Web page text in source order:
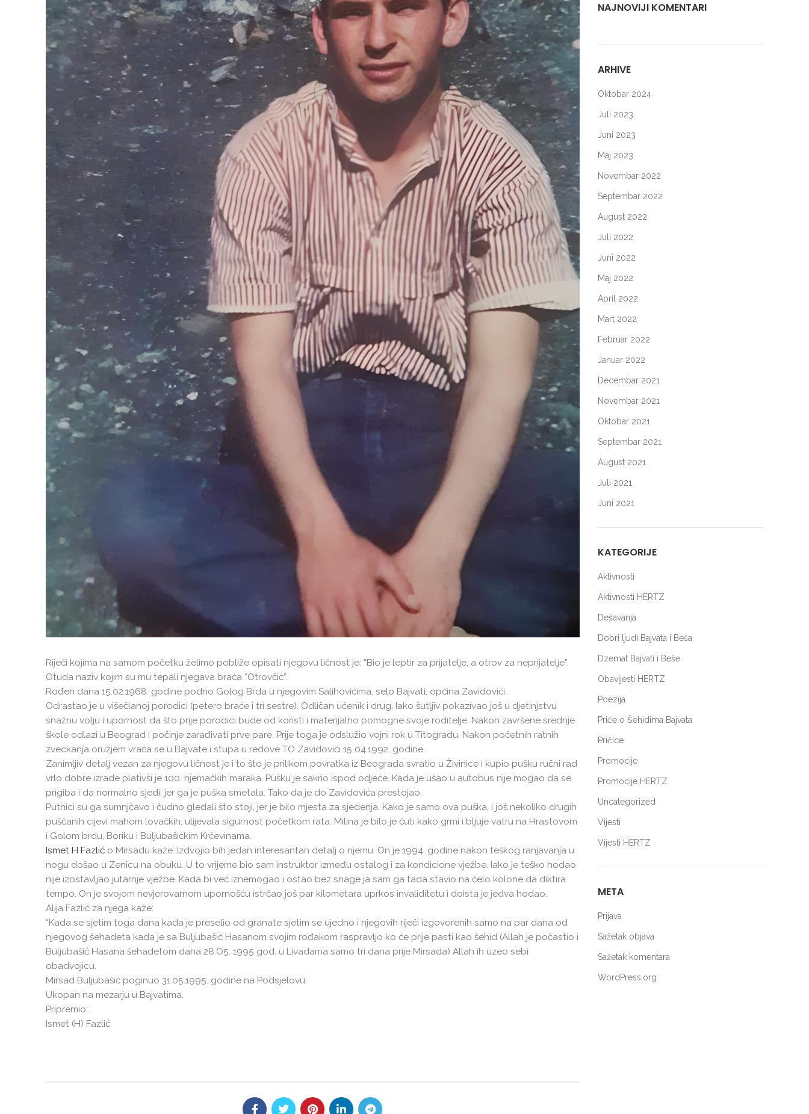
Riječi kojima na samom početku želimo pobliže opisati njegovu ličnost je: “Bio je leptir za prijatelje, a otrov za neprijatelje”.
Otuda naziv kojim su mu tepali njegava braća “Otrovčić”.
Rođen dana 15.02.1968. godine podno Golog Brda u njegovim Salihovićima, selo Bajvati, općina Zavidovići.
Odrastao je u višečlanoj porodici (petero braće i tri sestre). Odličan učenik i drug. Iako šutljiv pokazivao još u djetinjstvu
snažnu volju i upornost da što prije porodici bude od koristi i materijalno pomogne svoje roditelje. Nakon završene srednje
škole odlazi u Beograd i počinje zarađivati prve pare. Prije toga je odslužio vojni rok u Titogradu. Nakon početnih ratnih
zveckanja oružjem vraća se u Bajvate i stupa u redove TO Zavidovići 15 04.1992. godine.
Zanimljiv detalj vezan za njegovu ličnost je i to što je prilikom povratka iz Beograda svratio u Živinice i kupio pušku ručni rad
vrlo dobre izrade plativši je 100. njemačkih maraka. Pušku je sakrio ispod odjeće. Kada je ušao u autobus nije mogao da se
prigiba i da normalno sjedi, jer ga je puška smetala. Tako da je do Zavidovića prestojao.
Putnici su ga sumnjčavo i čudno gledali što stoji, jer je bilo mjesta za sjedenja. Kako je samo ova puška, i još nekoliko drugih
puščanih cijevi mahom lovačkih, ulijevala sigurnost početkom rata. Milina je bilo je čuti kako grmi i bljuje vatru na Hrastovom
i Golom brdu, Boriku i Buljubašićkim Krčevinama.
Ismet H Fazlić o Mirsadu kaže: Izdvojio bih jedan interesantan detalj o njemu. On je 1994. godine nakon teškog ranjavanja u
nogu došao u Zenicu na obuku. U to vrijeme bio sam instruktor između ostalog i za kondicione vježbe. Iako je teško hodao
nije izostavljao jutarnje vježbe. Kada bi već iznemogao i ostao bez snage ja sam ga tada stavio na čelo kolone da diktira
tempo. On je svojom nevjerovarnom upornošću istrčao još par kilometara uprkos invaliditetu i doista je jedva hodao.
Alija Fazlić za njega kaže:
“Kada se sjetim toga dana kada je preselio od granate sjetim se ujedno i njegovih riječi izgovorenih samo na par dana od
njegovog šehadeta kada je sa Buljubašić Hasanom svojim rođakom raspravljo ko će prije pasti kao šehid (Allah je počastio i
Buljubašić Hasana šehadetom dana 28.O5. 1995 god. u Livadama samo tri dana prije Mirsada) Allah ih uzeo sebi
obadvojicu.
Mirsad Buljubašić poginuo 31.05.1995. godine na Podsjelovu.
Ukopan na mezarju u Bajvatima.
Pripremio:
Ismet (H) Fazlić
NAJNOVIJI KOMENTARI
ARHIVE
Oktobar 2024
Juli 2023
Juni 2023
Maj 2023
Novembar 2022
Septembar 2022
August 2022
Juli 2022
Juni 2022
Maj 2022
April 2022
Mart 2022
Februar 2022
Januar 2022
Decembar 2021
Novembar 2021
Oktobar 2021
Septembar 2021
August 2021
Juli 2021
Juni 2021
KATEGORIJE
Aktivnosti
Aktivnosti HERTZ
Dešavanja
Dobri ljudi Bajvata i Beša
Dzemat Bajvati i Beše
Obavijesti HERTZ
Poezija
Priče o Šehidima Bajvata
Pričice
Promocije
Promocije HERTZ
Uncategorized
Vijesti
Vijesti HERTZ
META
Prijava
Sažetak objava
Sažetak komentara
WordPress.org